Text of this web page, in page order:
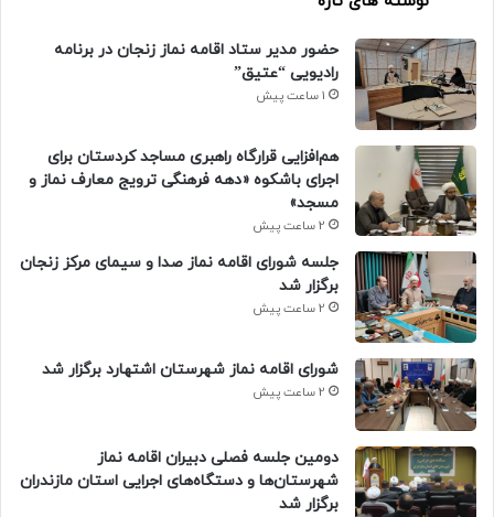
حضور مدیر ستاد اقامه نماز زنجان در برنامه
رادیویی “عتیق”
1 ساعت پیش
هم‌افزایی قرارگاه راهبری مساجد کردستان برای
اجرای باشکوه «دهه فرهنگی ترویج معارف نماز و
مسجد»
2 ساعت پیش
جلسه شورای اقامه نماز صدا و سیمای مرکز زنجان
برگزار شد
2 ساعت پیش
شورای اقامه نماز شهرستان اشتهارد برگزار شد
2 ساعت پیش
دومین جلسه فصلی دبیران اقامه نماز
شهرستان‌ها و دستگاه‌های اجرایی استان مازندران
برگزار شد